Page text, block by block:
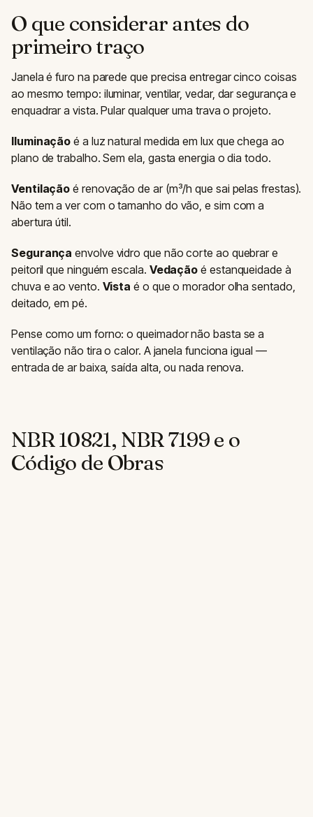
O que considerar antes do
primeiro traço
Janela é furo na parede que precisa entregar cinco coisas
ao mesmo tempo: iluminar, ventilar, vedar, dar segurança e
enquadrar a vista. Pular qualquer uma trava o projeto.
Iluminação é a luz natural medida em lux que chega ao
plano de trabalho. Sem ela, gasta energia o dia todo.
Ventilação é renovação de ar (m³/h que sai pelas frestas).
Não tem a ver com o tamanho do vão, e sim com a
abertura útil.
Segurança envolve vidro que não corte ao quebrar e
peitoril que ninguém escala. Vedação é estanqueidade à
chuva e ao vento. Vista é o que o morador olha sentado,
deitado, em pé.
Pense como um forno: o queimador não basta se a
ventilação não tira o calor. A janela funciona igual —
entrada de ar baixa, saída alta, ou nada renova.
NBR 10821, NBR 7199 e o
Código de Obras